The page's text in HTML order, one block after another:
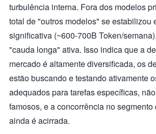
turbulência interna. Fora dos modelos
total de "outros modelos" se estabilizou
significativa (~600-700B Token/
"cauda longa" ativa. Isso indica que a
mercado é altamente diversificada, os
estão buscando e testando ativamente
adequados para tarefas específicas,
famosos, e a concorrência no segmento
ainda é acirrada.